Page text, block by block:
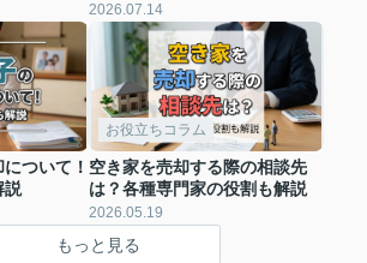
2026.07.14
ついて！
説
お役立ちコラム
空き家を売却する際の相談先
は？各種専門家の役割も解説
2026.05.19
もっと見る